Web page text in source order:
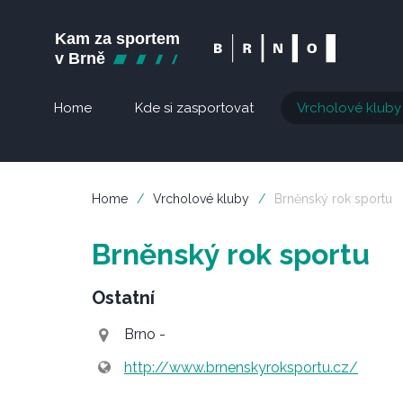
Home Kde si zasportovat Vrcholové kluby
Home / Vrcholové kluby / Brněnský rok sportu
Brněnský rok sportu
Ostatní
Brno -
http://www.brnenskyroksportu.cz/